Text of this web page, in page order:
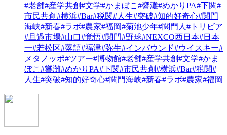
#老舗#産学共創#文学#かまぼこ #響灘#めかりPA#下関#
市民共創#横浜#Bar#税関#人生#突破#知的好奇心#関門
海峡#新春#ラボ#農家#福岡#菊池少年#関門人 #トリビア
#旦過市場#山口#覚悟#関門#野球#NEXCO西日本#日本
一#若松区#落語#福津#弥生#インバウンド#ウイスキー#
メタノッポ#ツアー#博物館#老舗#産学共創#文学#かま
ぼこ #響灘#めかりPA#下関#市民共創#横浜#Bar#税関#
人生#突破#知的好奇心#関門海峡#新春#ラボ#農家#福岡